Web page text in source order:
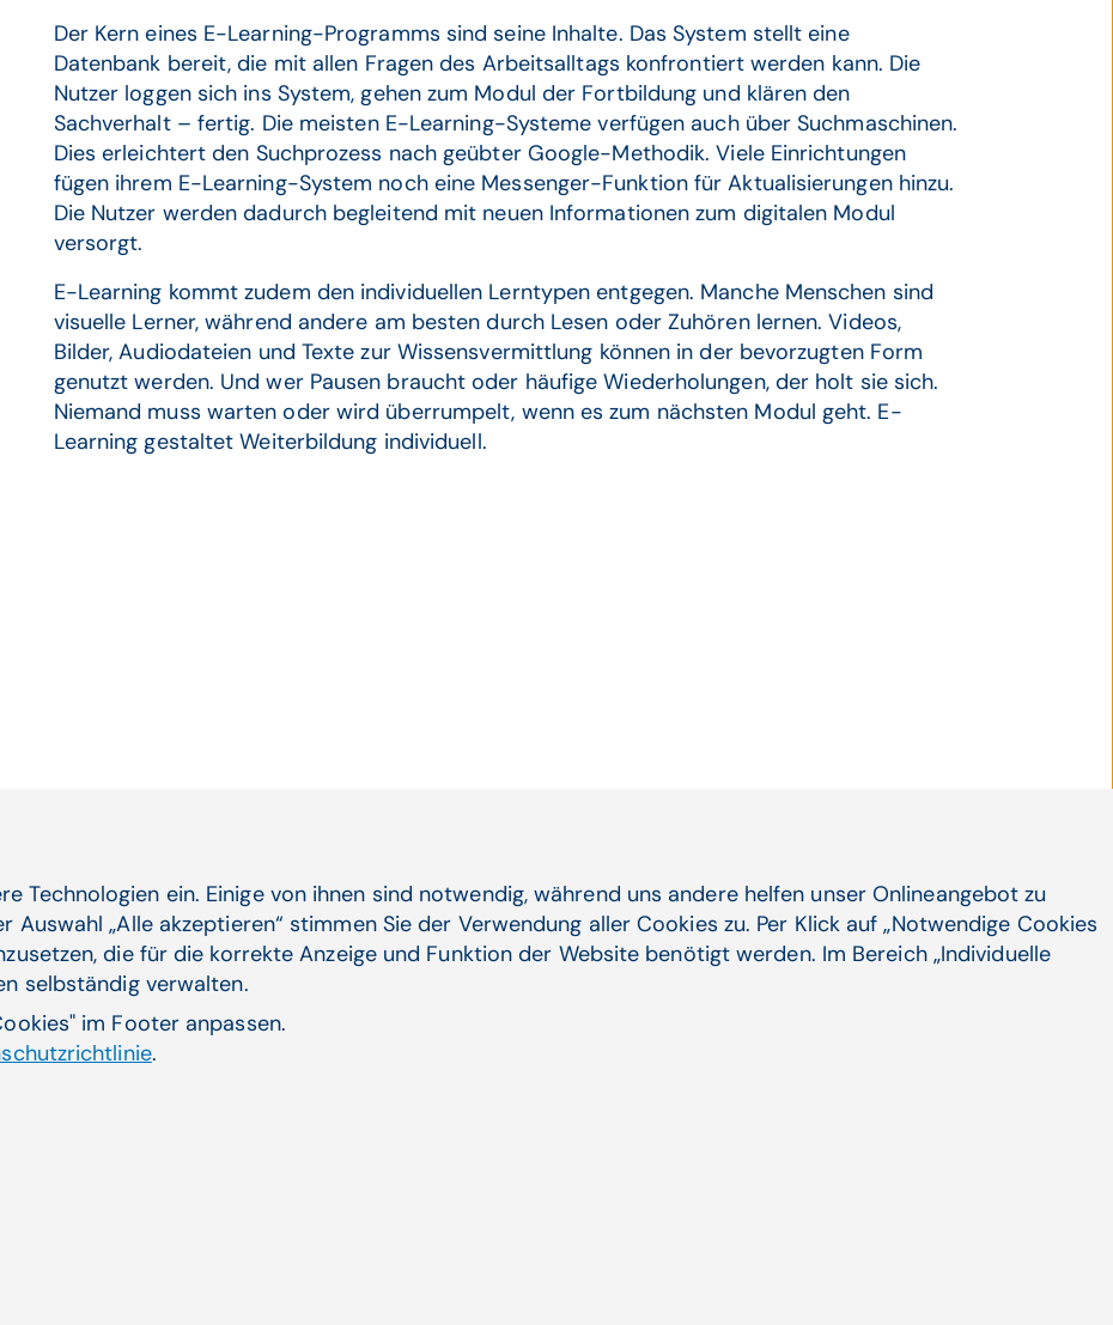
Der Kern eines E-Learning-Programms sind seine Inhalte. Das System stellt eine
Datenbank bereit, die mit allen Fragen des Arbeitsalltags konfrontiert werden kann. Die
Nutzer loggen sich ins System, gehen zum Modul der Fortbildung und klären den
Sachverhalt – fertig. Die meisten E-Learning-Systeme verfügen auch über Suchmaschinen.
Dies erleichtert den Suchprozess nach geübter Google-Methodik. Viele Einrichtungen
fügen ihrem E-Learning-System noch eine Messenger-Funktion für Aktualisierungen hinzu.
Die Nutzer werden dadurch begleitend mit neuen Informationen zum digitalen Modul
versorgt.
E-Learning kommt zudem den individuellen Lerntypen entgegen. Manche Menschen sind
visuelle Lerner, während andere am besten durch Lesen oder Zuhören lernen. Videos,
Bilder, Audiodateien und Texte zur Wissensvermittlung können in der bevorzugten Form
genutzt werden. Und wer Pausen braucht oder häufige Wiederholungen, der holt sie sich.
Niemand muss warten oder wird überrumpelt, wenn es zum nächsten Modul geht. E-
Learning gestaltet Weiterbildung individuell.
Göttlichen Heiland,
Wien.
Wir stellen eine massive
Steigerung des Fortbildungs-
Verhaltens fest.
Technologien ein. Einige von ihnen sind notwendig, während uns andere helfen unser Onlineangebot zu
„Alle akzeptieren“ stimmen Sie der Verwendung aller Cookies zu. Per Klick auf „Notwendige Cookies
die für die korrekte Anzeige und Funktion der Website benötigt werden. Im Bereich „Individuelle
selbständig verwalten.
im Footer anpassen.
.